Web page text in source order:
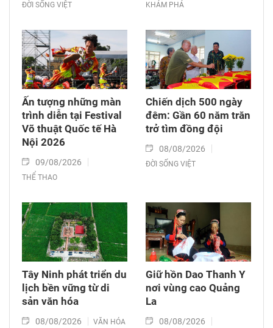
ĐỜI SỐNG VIỆT KHÁM PHÁ
Ấn tượng những màn
trình diễn tại Festival
Võ thuật Quốc tế Hà
Nội 2026
09/08/2026
THỂ THAO
Chiến dịch 500 ngày
đêm: Gần 60 năm trăn
trở tìm đồng đội
08/08/2026
ĐỜI SỐNG VIỆT
Tây Ninh phát triển du
lịch bền vững từ di
sản văn hóa
08/08/2026 VĂN HÓA
Giữ hồn Dao Thanh Y
nơi vùng cao Quảng
La
08/08/2026